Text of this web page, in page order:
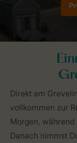
Direkt am
vollkommen zur
Morgen, während
Danach nimmst